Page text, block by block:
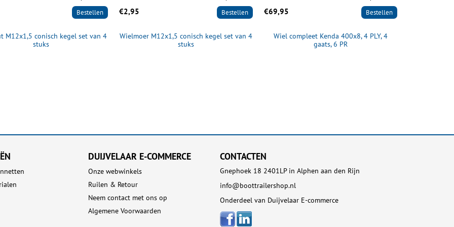
Bestellen
M12x1,5 conisch kegel set van 4
stuks
€2,95 Bestellen
Wielmoer M12x1,5 conisch kegel set van 4
stuks
€69,95 Bestellen
Wiel compleet Kenda 400x8, 4 PLY, 4
gaats, 6 PR
DUIJVELAAR E-COMMERCE
Onze webwinkels
Ruilen & Retour
Neem contact met ons op
Algemene Voorwaarden
CONTACTEN
Gnephoek 18 2401LP in Alphen aan den Rijn
info@boottrailershop.nl
Onderdeel van Duijvelaar E-commerce